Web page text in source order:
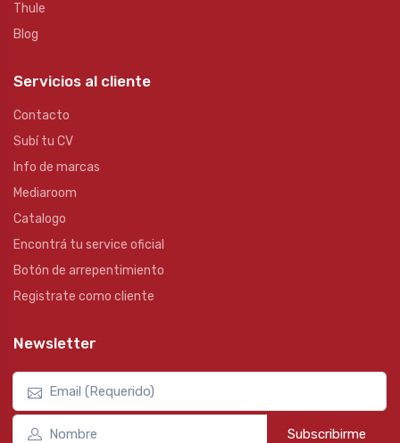
Thule
Blog
Servicios al cliente
Contacto
Subí tu CV
Info de marcas
Mediaroom
Catalogo
Encontrá tu service oficial
Botón de arrepentimiento
Registrate como cliente
Newsletter
Subscribirme